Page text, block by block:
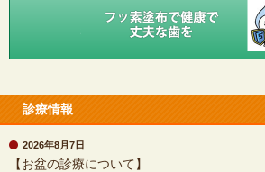
診療情報
2026年8月7日
【お盆の診療について】